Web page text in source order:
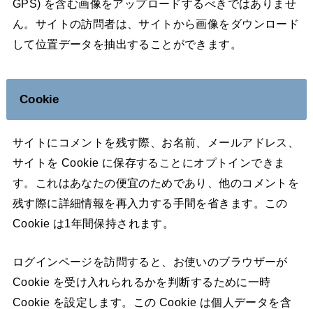
GPS) を含む画像をアップロードするべきではありませ
ん。サイトの訪問者は、サイトから画像をダウンロード
して位置データを抽出することができます。
Cookie
サイトにコメントを残す際、お名前、メールアドレス、
サイトを Cookie に保存することにオプトインできま
す。これはあなたの便宜のためであり、他のコメントを
残す際に詳細情報を再入力する手間を省きます。この
Cookie は1年間保持されます。
ログインページを訪問すると、お使いのブラウザーが
Cookie を受け入れられるかを判断するために一時
Cookie を設定します。この Cookie は個人データを含